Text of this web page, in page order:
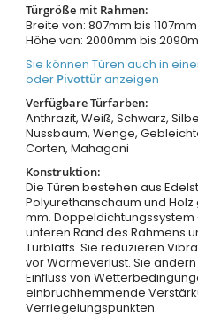
Türgröße mit Rahmen:
Breite von: 807mm bis 1107mm
Höhe von: 2000mm bis
Sie können Türen auch in
oder Pivottüranzeigen
Verfügbare Türfarben:
Anthrazit, Weiß, Schwarz,
Nussbaum, Wenge,
Corten, Mahagoni
Konstruktion:
Die Türen bestehen aus
Polyurethanschaum und
mm.
unteren Rand des Rahmens
Türblatts. Sie reduzieren
vor Wärmeverlust. Sie
Einfluss von
einbruchhemmende
Verriegelungspunkten.